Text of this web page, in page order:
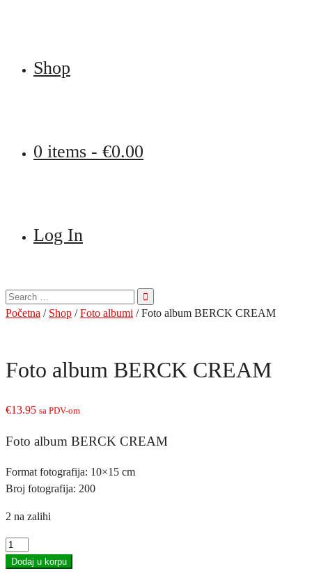
Shop
0 items - €0.00
Log In
Pretraga
za:
Početna / Shop /Foto albumi / Foto album BERCK CREAM
Foto album BERCK CREAM
€13.95 sa PDV-om
Foto album BERCK CREAM
Format fotografija: 10×15 cm
Broj fotografija: 200
2 na zalihi
Foto
album
Dodaj u korpu